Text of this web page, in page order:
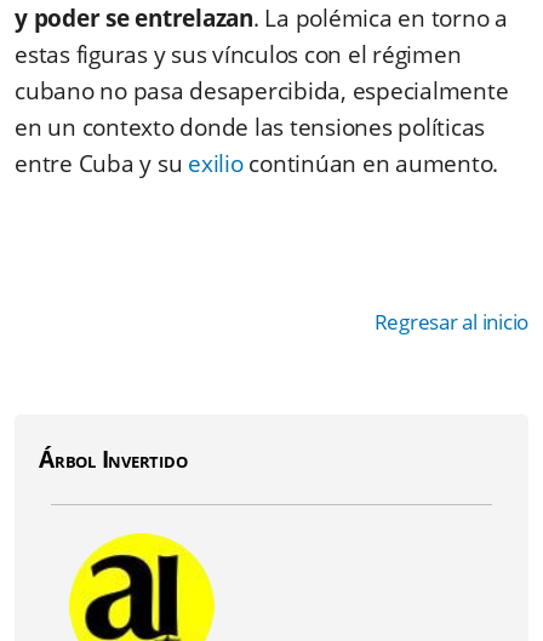
y poder se entrelazan. La polémica en torno a
estas figuras y sus vínculos con el régimen
cubano no pasa desapercibida, especialmente
en un contexto donde las tensiones políticas
entre Cuba y su exiliocontinúan en aumento.
Regresar al inicio
Árbol Invertido